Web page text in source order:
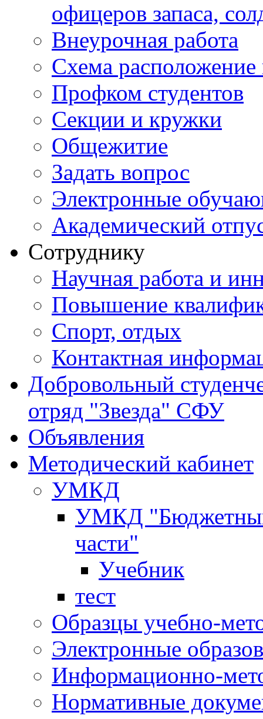
офицеров запаса,
Внеурочная работа
Схема расположение
Профком студентов
Секции и кружки
Общежитие
Задать вопрос
Электронные
Академический
Сотруднику
Научная работа и
Повышение
Спорт, отдых
Контактная
Добровольный
отряд "Звезда" СФУ
Объявления
Методический кабинет
УМКД
УМКД "Бюджетный
части"
Учебник
тест
Образцы учебно-
Электронные
Информационно-
Нормативные